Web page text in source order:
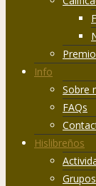
Info
Sobre
FAQs
Hislibreños
Grupos